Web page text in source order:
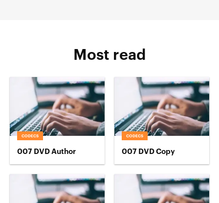
Most read
CODECS
007 DVD Author
CODECS
007 DVD Copy